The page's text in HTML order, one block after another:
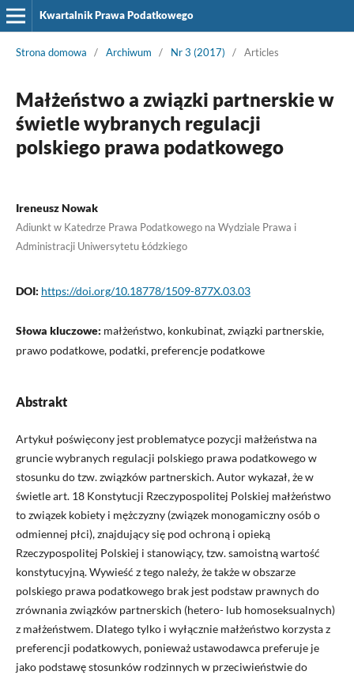
Kwartalnik Prawa Podatkowego
Strona domowa / Archiwum / Nr 3 (2017) / Articles
Małżeństwo a związki partnerskie w
świetle wybranych regulacji
polskiego prawa podatkowego
Ireneusz Nowak
Adiunkt w Katedrze Prawa Podatkowego na Wydziale Prawa i
Administracji Uniwersytetu Łódzkiego
DOI: https://doi.org/10.18778/1509-877X.03.03
Słowa kluczowe: małżeństwo, konkubinat, związki partnerskie,
prawo podatkowe, podatki, preferencje podatkowe
Abstrakt
Artykuł poświęcony jest problematyce pozycji małżeństwa na
gruncie wybranych regulacji polskiego prawa podatkowego w
stosunku do tzw. związków partnerskich. Autor wykazał, że w
świetle art. 18 Konstytucji Rzeczypospolitej Polskiej małżeństwo
to związek kobiety i mężczyzny (związek monogamiczny osób o
odmiennej płci), znajdujący się pod ochroną i opieką
Rzeczypospolitej Polskiej i stanowiący, tzw. samoistną wartość
konstytucyjną. Wywieść z tego należy, że także w obszarze
polskiego prawa podatkowego brak jest podstaw prawnych do
zrównania związków partnerskich (hetero- lub homoseksualnych)
z małżeństwem. Dlatego tylko i wyłącznie małżeństwo korzysta z
preferencji podatkowych, ponieważ ustawodawca preferuje je
jako podstawę stosunków rodzinnych w przeciwieństwie do